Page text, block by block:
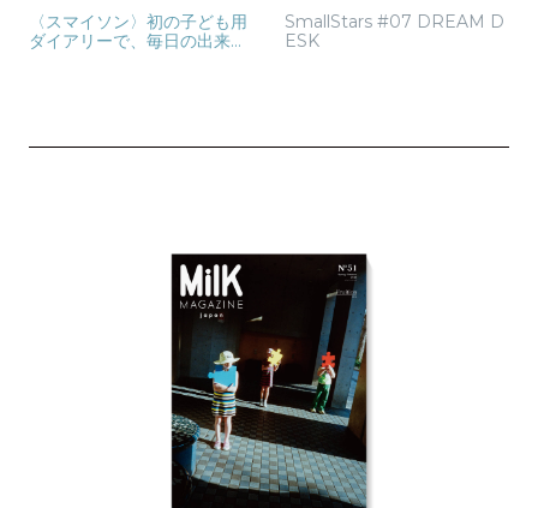
〈スマイソン〉初の子ども用
ダイアリーで、毎日の出来事
SmallStars #07 DREAM D
ESK